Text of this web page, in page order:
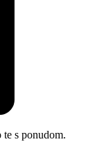
s ponudom.